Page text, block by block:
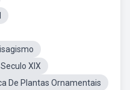
XIX
De Plantas Ornamentais